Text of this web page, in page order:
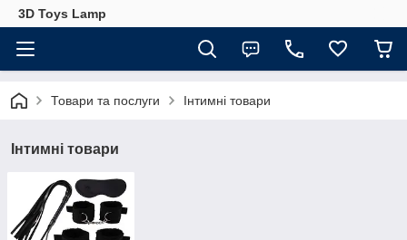
3D Toys Lamp
Товари та послуги Інтимні товари
Інтимні товари